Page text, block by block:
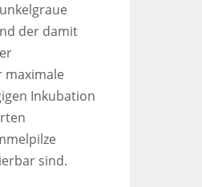
der damit
maximale
Inkubation
sind.